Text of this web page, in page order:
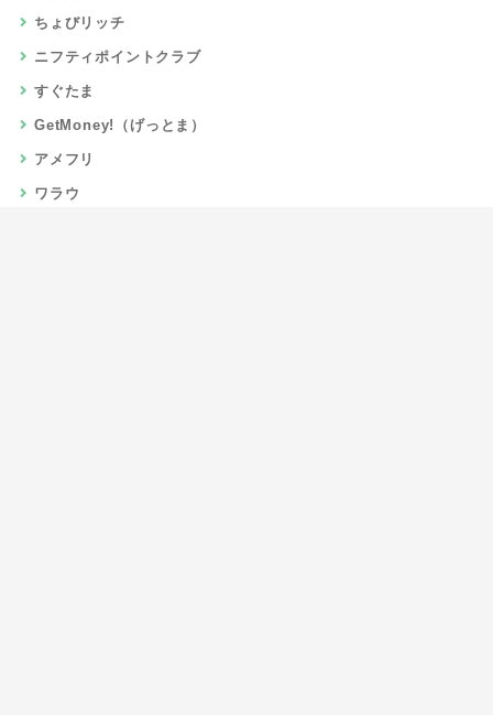
ちょびリッチ
ニフティポイントクラブ
すぐたま
GetMoney!（げっとま）
アメフリ
ワラウ